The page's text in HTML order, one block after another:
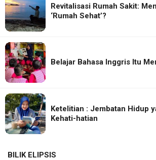
Revitalisasi Rumah Sakit:
‘Rumah Sehat’?
Belajar Bahasa Inggris Itu
Ketelitian : Jembatan Hidup
Kehati-hatian
BILIK ELIPSIS